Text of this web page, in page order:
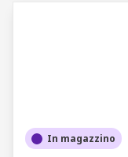
In magazzino